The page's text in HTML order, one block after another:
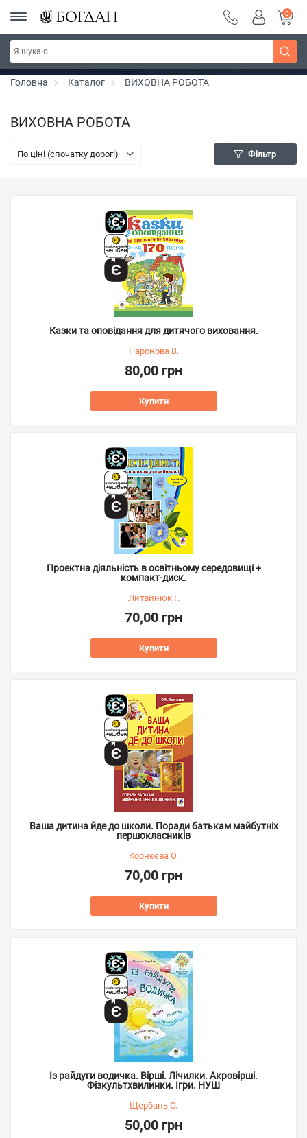
РОЗПРОДАЖ ~ 150 грн ~ 200 грн ~ 250 грн ~
300 грн ~ РОЗПРОДАЖ
Дізнатись більше
0
Головна Каталог ВИХОВНА РОБОТА
ВИХОВНА РОБОТА
По ціні (спочатку дорогі) Фільтр
Казки та оповідання для дитячого виховання.
Паронова В.
80,00 грн
Купити
Проектна діяльність в освітньому середовищі +
компакт-диск.
Литвинюк Г.
70,00 грн
Купити
Ваша дитина йде до школи. Поради батькам майбутніх
першокласників
Корнєєва О.
70,00 грн
Купити
Із райдуги водичка. Вірші. Лічилки. Акровірші.
Фізкультхвилинки. Ігри. НУШ
Щербань О.
50,00 грн